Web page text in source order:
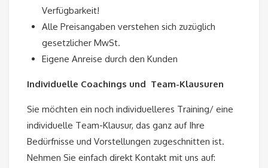
Verfügbarkeit!
Alle Preisangaben verstehen sich zuzüglich
gesetzlicher MwSt.
Eigene Anreise durch den Kunden
Individuelle Coachings und Team-Klausuren
Sie möchten ein noch individuelleres Training/ eine
individuelle Team-Klausur, das ganz auf Ihre
Bedürfnisse und Vorstellungen zugeschnitten ist.
Nehmen Sie einfach direkt Kontakt mit uns auf: